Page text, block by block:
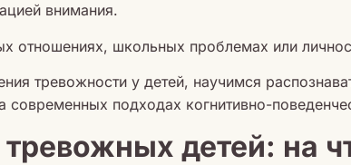
внимания.
отношениях, школьных проблемах или
тревожности у детей, научимся
подходах когнитивно-
детей: на